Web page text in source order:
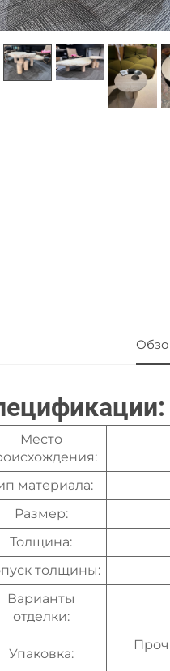
Место
материала:
Размер:
Толщина:
толщины:
Варианты
отделки:
Упаковка: